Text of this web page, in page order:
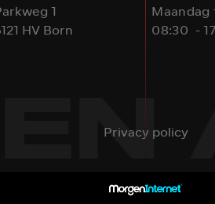
1
HV Born
08:30 -
Privacy policy